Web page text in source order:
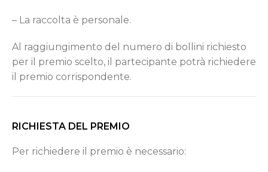
– La raccolta è personale.
Al raggiungimento del numero di bollini richiesto
per il premio scelto, il partecipante potrà richiedere
il premio corrispondente.
RICHIESTA DEL PREMIO
Per richiedere il premio è necessario: